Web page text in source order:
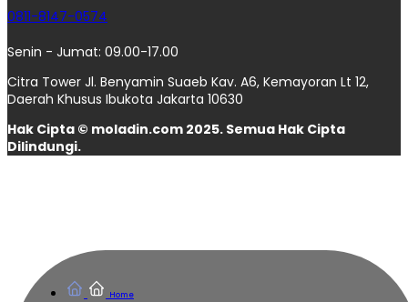
Home
0811-8147-0574
Senin - Jumat: 09.00-17.00
Citra Tower Jl. Benyamin Suaeb Kav. A6, Kemayoran Lt 12,
Daerah Khusus Ibukota Jakarta 10630
Hak Cipta © moladin.com 2025. Semua Hak Cipta
Dilindungi.